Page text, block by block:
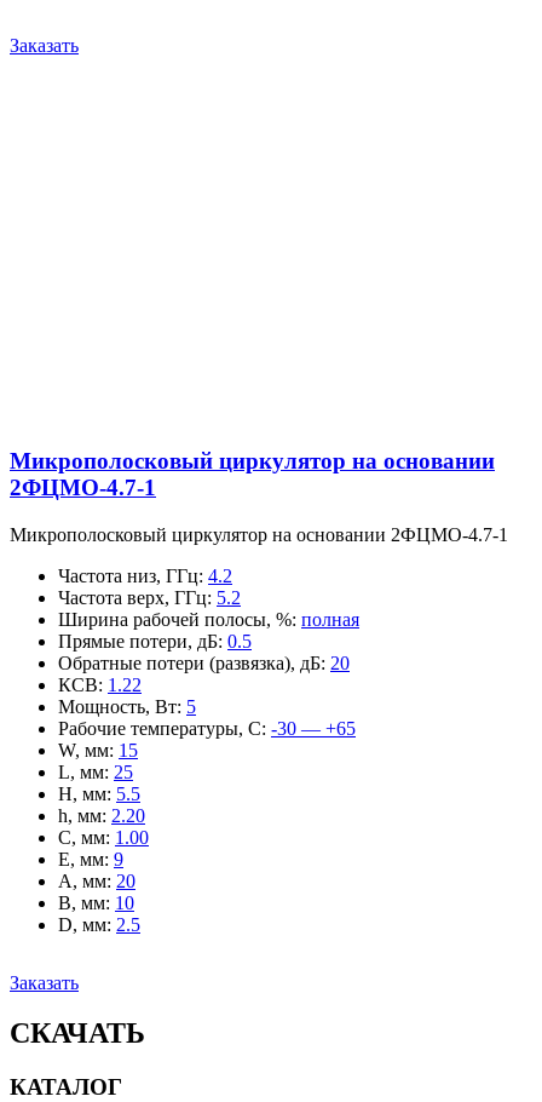
Заказать
Микрополосковый циркулятор на основании
2ФЦМО-4.7-1
Микрополосковый циркулятор на основании 2ФЦМО-4.7-1
Частота низ, ГГц: 4.2
Частота верх, ГГц: 5.2
Ширина рабочей полосы, %: полная
Прямые потери, дБ: 0.5
Обратные потери (развязка), дБ: 20
КСВ: 1.22
Мощность, Вт: 5
Рабочие температуры, С: -30 — +65
W, мм: 15
L, мм: 25
H, мм: 5.5
h, мм: 2.20
C, мм: 1.00
E, мм: 9
A, мм: 20
B, мм: 10
D, мм: 2.5
Заказать
СКАЧАТЬ
КАТАЛОГ